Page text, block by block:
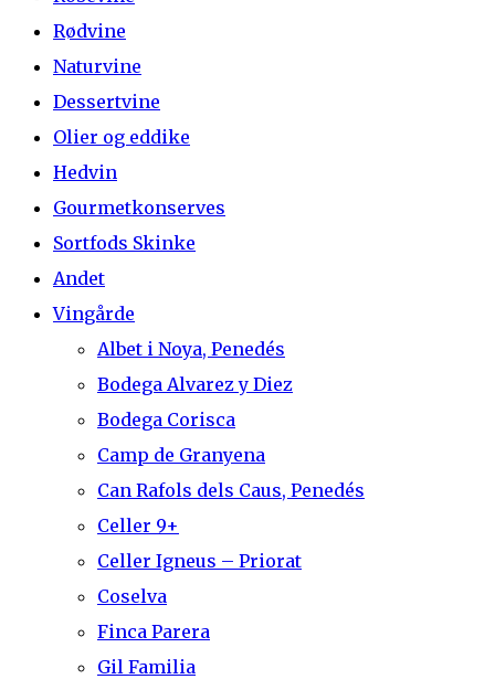
Rødvine
Naturvine
Dessertvine
Olier og eddike
Hedvin
Gourmetkonserves
Sortfods Skinke
Andet
Vingårde
Albet i Noya, Penedés
Bodega Alvarez y Diez
Bodega Corisca
Camp de Granyena
Can Rafols dels Caus, Penedés
Celler 9+
Celler Igneus – Priorat
Coselva
Finca Parera
Gil Familia